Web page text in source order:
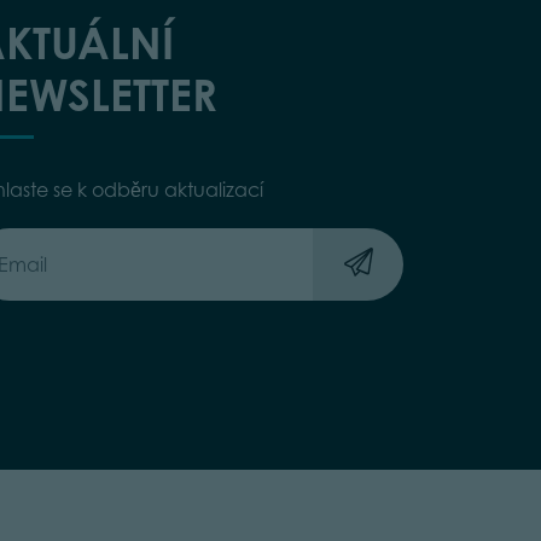
se k odběru aktualizací